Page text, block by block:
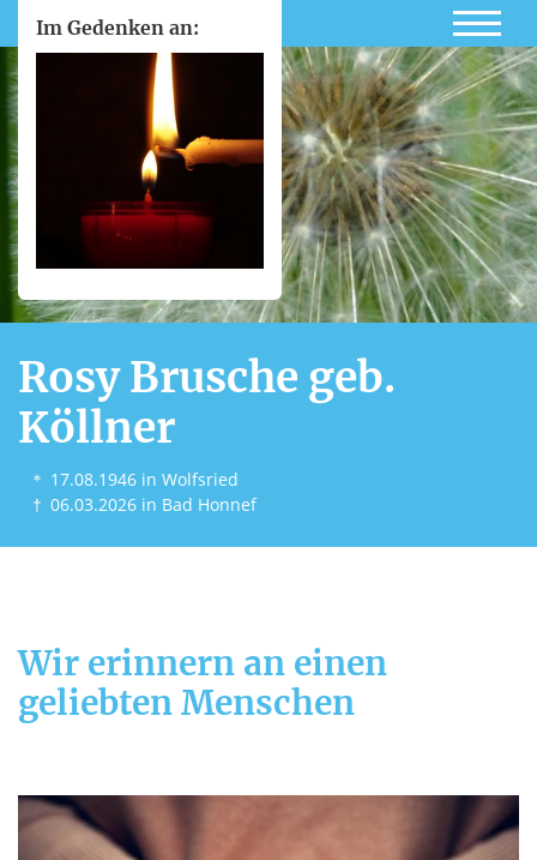
Im Gedenken an:
Rosy Brusche geb.
Köllner
＊ 17.08.1946 in Wolfsried
† 06.03.2026 in Bad Honnef
Wir erinnern an einen
geliebten Menschen